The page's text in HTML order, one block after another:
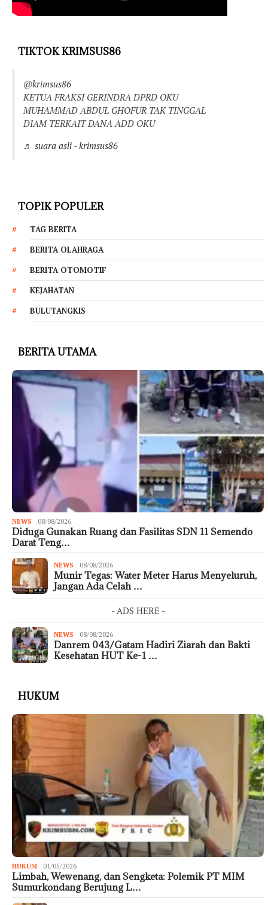
TIKTOK KRIMSUS86
@krimsus86
KETUA FRAKSI GERINDRA DPRD OKU
MUHAMMAD ABDUL GHOFUR TAK TINGGAL
DIAM TERKAIT DANA ADD OKU
♬ suara asli - krimsus86
TOPIK POPULER
TAG BERITA
BERITA OLAHRAGA
BERITA OTOMOTIF
KEJAHATAN
BULUTANGKIS
BERITA UTAMA
NEWS 08/08/2026
Diduga Gunakan Ruang dan Fasilitas SDN 11 Semendo
Darat Teng…
NEWS 08/08/2026
Munir Tegas: Water Meter Harus Menyeluruh,
Jangan Ada Celah …
- ADS HERE -
NEWS 08/08/2026
Danrem 043/Gatam Hadiri Ziarah dan Bakti
Kesehatan HUT Ke-1 …
HUKUM
HUKUM 01/05/2026
Limbah, Wewenang, dan Sengketa: Polemik PT MIM
Sumurkondang Berujung L…